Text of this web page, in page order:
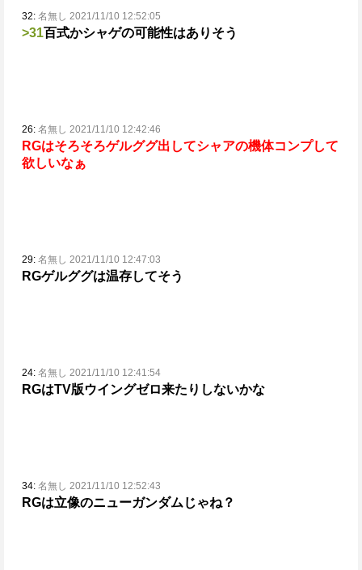
32: 名無し 2021/11/10 12:52:05
>31百式かシャゲの可能性はありそう
26: 名無し 2021/11/10 12:42:46
RGはそろそろゲルググ出してシャアの機体コンプして
欲しいなぁ
29: 名無し 2021/11/10 12:47:03
RGゲルググは温存してそう
24: 名無し 2021/11/10 12:41:54
RGはTV版ウイングゼロ来たりしないかな
34: 名無し 2021/11/10 12:52:43
RGは立像のニューガンダムじゃね？